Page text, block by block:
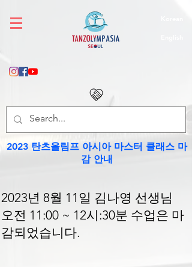
2023 탄츠올림프 아시아 마스터 클래스 마
감 안내
2023​년 8월 11일 김나영 선생님
오전 11:00 ~ 12시:30분 수업은 마
감되었습니다.